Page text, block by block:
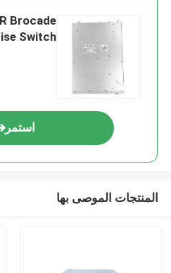
Brocade
Switch
استمر
المنتجات الموصى بها